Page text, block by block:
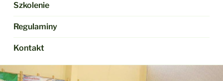
Szkolenie
Regulaminy
Kontakt